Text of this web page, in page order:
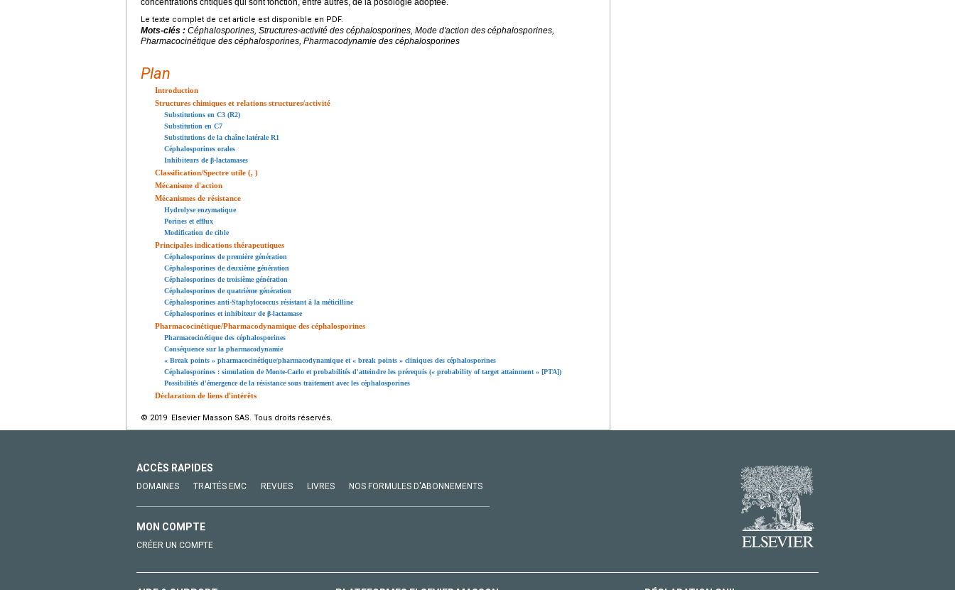
concentrations critiques qui sont fonction, entre autres, de la posologie adoptée.
Le texte complet de cet article est disponible en PDF.
Mots-clés : Céphalosporines, Structures-activité des céphalosporines, Mode d'action des céphalosporines,
Pharmacocinétique des céphalosporines, Pharmacodynamie des céphalosporines
Plan
Introduction
Structures chimiques et relations structures/activité
Substitutions en C3 (R2)
Substitution en C7
Substitutions de la chaîne latérale R1
Céphalosporines orales
Inhibiteurs de β-lactamases
Classification/Spectre utile (, )
Mécanisme d'action
Mécanismes de résistance
Hydrolyse enzymatique
Porines et efflux
Modification de cible
Principales indications thérapeutiques
Céphalosporines de première génération
Céphalosporines de deuxième génération
Céphalosporines de troisième génération
Céphalosporines de quatrième génération
Céphalosporines anti-Staphylococcus résistant à la méticilline
Céphalosporines et inhibiteur de β-lactamase
Pharmacocinétique/Pharmacodynamique des céphalosporines
Pharmacocinétique des céphalosporines
Conséquence sur la pharmacodynamie
« Break points » pharmacocinétique/pharmacodynamique et « break points » cliniques des céphalosporines
Céphalosporines : simulation de Monte-Carlo et probabilités d'atteindre les prérequis (« probability of target attainment » [PTA])
Possibilités d'émergence de la résistance sous traitement avec les céphalosporines
Déclaration de liens d'intérêts
© 2019 Elsevier Masson SAS. Tous droits réservés.
ACCÈS RAPIDES
DOMAINES TRAITÉS EMC REVUES LIVRES NOS FORMULES D'ABONNEMENTS
MON COMPTE
CRÉER UN COMPTE